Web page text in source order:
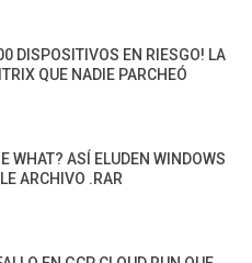
DISPOSITIVOS EN RIESGO! LA
QUE NADIE PARCHEÓ
WHAT? ASÍ ELUDEN WINDOWS
ARCHIVO .RAR